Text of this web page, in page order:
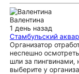
Валентина
1 день назад
Стамбульский
Организатор
неспешно
шли за пингвинами,
выберите у